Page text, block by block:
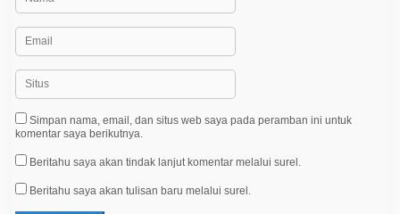
Simpan nama, email, dan situs web saya pada peramban ini untuk
komentar saya berikutnya.
Beritahu saya akan tindak lanjut komentar melalui surel.
Beritahu saya akan tulisan baru melalui surel.